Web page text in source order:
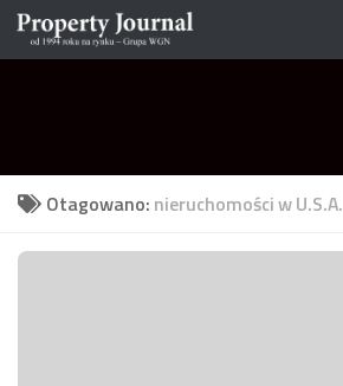
Skip to content
Otagowano: nieruchomości w U.S.A.